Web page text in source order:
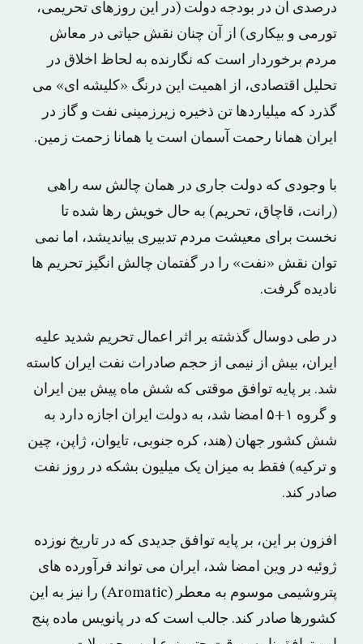
درصدی آن در بودجه دولت (در این روزهای تحریمی،
تورمی و بیکاری) از آن چنان نقش حیاتی در معاش
مردم برخوردار است که نگارنده به لحاظ اخلاق در
تحلیل اقتصادی، از اهمیت این درنگ «کلیشه ای» می
گذرد که میلیاردها تن ذخیره زیرزمینی نفت و گاز در
ایران همانا رحمت آسمان است یا همانا زحمت زمین.
با وجودی که دولت جاری در همان چالش سه راهی
(رانت، قاچاق، تحریم) به حال خویش رها شده تا
نخست برای معیشت مردم تدبیری بیاندیشد، اما نمی
توان نقش «نفت» را در گفتمان چالش انگیز تحریم ها
نادیده گرفت.
در طی دوسال گذشته بر اثر اعمال تحریم شدید علیه
ایران، بیش از نیمی از حجم صادرات نفت ایران کاسته
شد. بر پایه توافق موقتی که شش ماه پیش بین ایران
و گروه ۱+۵ امضا شد، به دولت ایران اجازه دارد به
شش کشور جهان (هند، کره جنوبی، تایوان، ژاپن، چین
و ترکیه) فقط به میزان یک میلیون بشکه در روز نفت
صادر کند.
افزون بر این، بر پایه توافق جدیدی که در تاریخ نوزده
ژوئیه در وین امضا شد، ایران می تواند فرآورده های
پتروشیمی موسوم به معطر (Aromatic) را نیز به این
کشورها صادر کند. جالب است که در پانویس ماده پنج